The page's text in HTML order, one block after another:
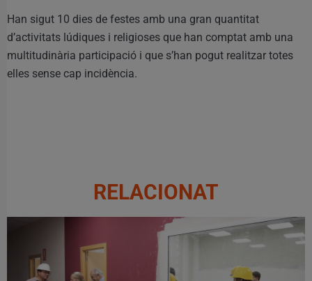
Han sigut 10 dies de festes amb una gran quantitat
d’activitats lúdiques i religioses que han comptat amb una
multitudinària participació i que s’han pogut realitzar totes
elles sense cap incidència.
RELACIONAT